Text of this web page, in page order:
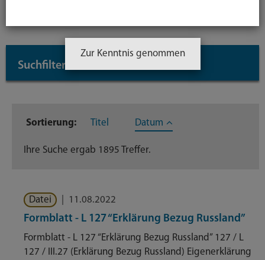
Taste
Suchfilter
Dateien
Dienstleistungen
Nachrichten 419
Themenseite 593
Sortierung: Titel Datum
Ihre Suche ergab 1895 Treffer.
Datei 11.08.2022
Formblatt - L 127 “Erklärung Bezug Russland”
Formblatt - L 127 “Erklärung Bezug Russland” 127 / L
127 / III.27 (Erklärung Bezug Russland) Eigenerklärung
Zur Kenntnis genommen